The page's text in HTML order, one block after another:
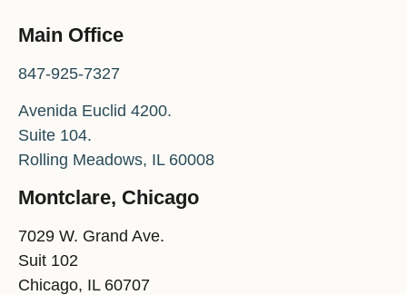
Main Office
847-925-7327
Avenida Euclid 4200.
Suite 104.
Rolling Meadows, IL 60008
Montclare, Chicago
7029 W. Grand Ave.
Suit 102
Chicago, IL 60707